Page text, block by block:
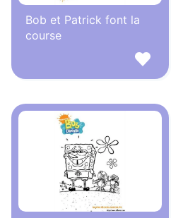
Bob et Patrick font la
course